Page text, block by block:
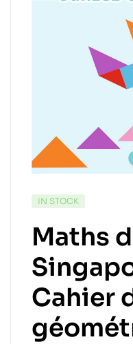
IN STOCK
Maths
Cahier